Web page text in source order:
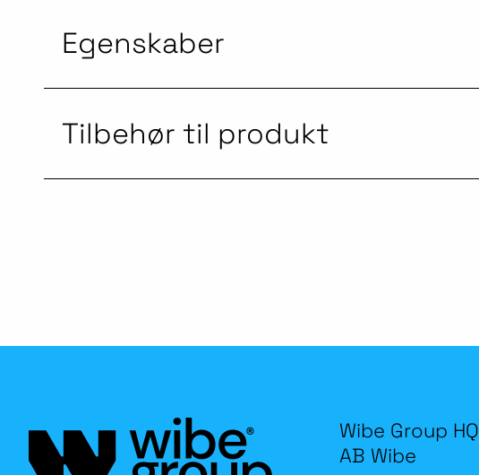
Egenskaber
Tilbehør til produkt
Wibe Group HQ
AB Wibe